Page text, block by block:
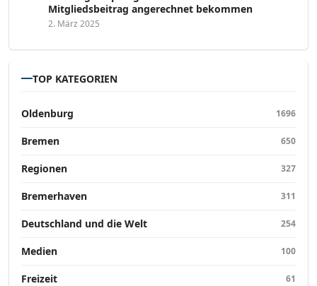
Mitgliedsbeitrag angerechnet bekommen
2. März 2025
TOP KATEGORIEN
Oldenburg 1696
Bremen 650
Regionen 327
Bremerhaven 311
Deutschland und die Welt 254
Medien 100
Freizeit 61